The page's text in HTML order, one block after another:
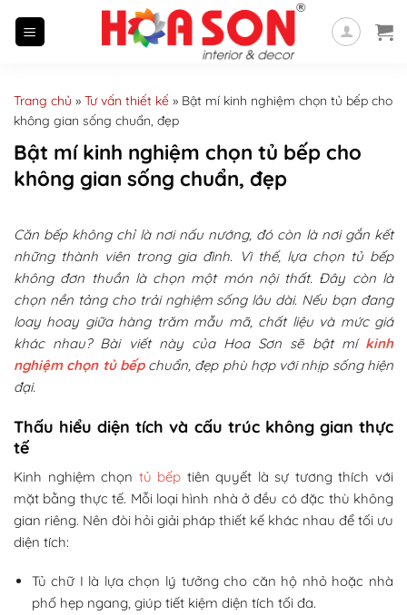
Trang chủ » Tư vấn thiết kế » Bật mí kinh nghiệm chọn tủ bếp cho
không gian sống chuẩn, đẹp
Bật mí kinh nghiệm chọn tủ bếp cho
không gian sống chuẩn, đẹp
Căn bếp không chỉ là nơi nấu nướng, đó còn là nơi gắn kết
những thành viên trong gia đình. Vì thế, lựa chọn tủ bếp
không đơn thuần là chọn một món nội thất. Đây còn là
chọn nền tảng cho trải nghiệm sống lâu dài. Nếu bạn đang
loay hoay giữa hàng trăm mẫu mã, chất liệu và mức giá
khác nhau? Bài viết này của Hoa Sơn sẽ bật mí kinh
nghiệm chọn tủ bếpchuẩn, đẹp phù hợp với nhịp sống hiện
đại.
Thấu hiểu diện tích và cấu trúc không gian thực
tế
Kinh nghiệm chọn tủ bếp tiên quyết là sự tương thích với
mặt bằng thực tế. Mỗi loại hình nhà ở đều có đặc thù không
gian riêng. Nên đòi hỏi giải pháp thiết kế khác nhau để tối ưu
diện tích:
Tủ chữ I là lựa chọn lý tưởng cho căn hộ nhỏ hoặc nhà
phố hẹp ngang, giúp tiết kiệm diện tích tối đa.